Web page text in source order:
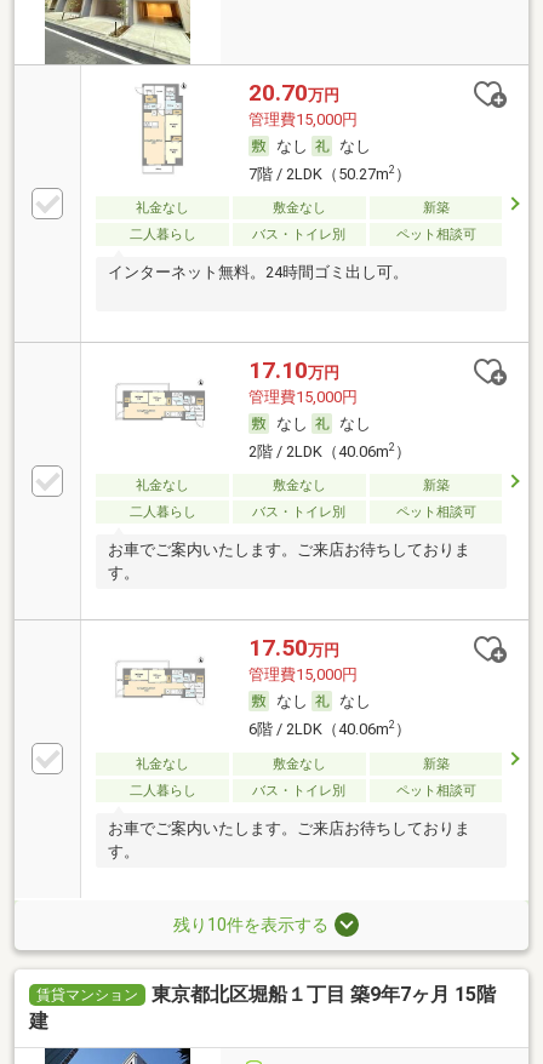
20.70万円
管理費15,000円
なし
なし
7階 / 2LDK（50.27m2）
礼金なし 敷金なし
新築
二人暮らし
バス・トイレ別 ペット相談可
インターネット無料。24時間ゴミ出し可。
17.10万円
管理費15,000円
なし
なし
2階 / 2LDK（40.06m2）
礼金なし 敷金なし
新築
二人暮らし
バス・トイレ別 ペット相談可
お車でご案内いたします。ご来店お待ちしておりま
す。
17.50万円
管理費15,000円
なし
なし
6階 / 2LDK（40.06m2）
礼金なし 敷金なし
新築
二人暮らし
バス・トイレ別 ペット相談可
お車でご案内いたします。ご来店お待ちしておりま
す。
残り10件を表示する
賃貸マンション
東京都北区堀船１丁目 築9年7ヶ月 15階
建